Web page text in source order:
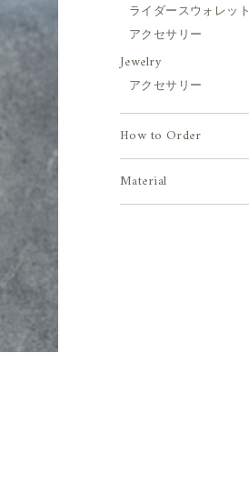
ライダースウォレット
アクセサリー
Jewelry
アクセサリー
How to Order
Material